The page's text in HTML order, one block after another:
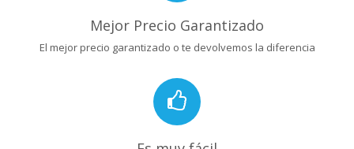
Mejor Precio Garantizado
El mejor precio garantizado o te devolvemos la diferencia